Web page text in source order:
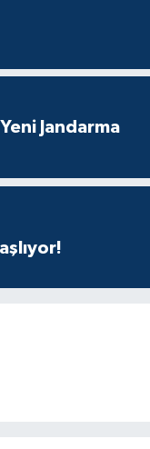
Jandarma